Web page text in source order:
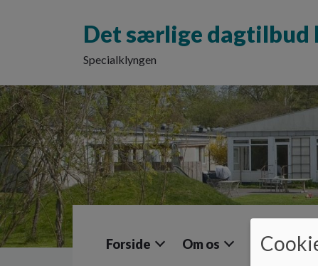
o
v
e
d
i
n
d
h
o
l
d
Det særlige dagtilbud
Specialklyngen
Forside Om os